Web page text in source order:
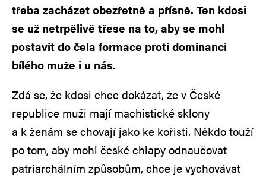
třeba zacházet obezřetně a přísně. Ten kdosi
se už netrpělivě třese na to, aby se mohl
postavit do čela formace proti dominanci
bílého muže i u nás.
Zdá se, že kdosi chce dokázat, že v České
republice muži mají machistické sklony
a k ženám se chovají jako ke kořisti. Někdo touží
po tom, aby mohl české chlapy odnaučovat
patriarchálním způsobům, chce je vychovávat